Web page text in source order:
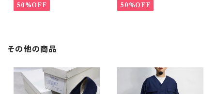
ツ デッドストック
50%OFF 50%OFF
その他の商品